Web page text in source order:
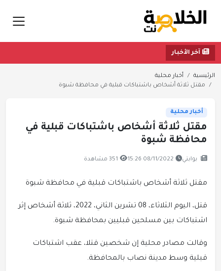
آخر الأخبار
الرئيسية
أخبار محلية
مقتل ثلاثة أشخاص باشتباكات قبلية في محافظة شبوة
أخبار محلية
مقتل ثلاثة أشخاص باشتباكات قبلية في
محافظة شبوة
بوابتي 08/11/2022 15:26 351 مشاهدة
مقتل ثلاثة أشخاص باشتباكات قبلية في محافظة شبوة
قتل، اليوم الثلاثاء، 08 تشرين الثاني، 2022، ثلاثة أشخاص إثر
اشتباكات بين مسلحين قبليين بمحافظة شبوة.
وقالت مصادر محلية إن شخصين قتلا، عقب اشتباكات
قبلية وسط مدينة نصاب بالمحافظة.